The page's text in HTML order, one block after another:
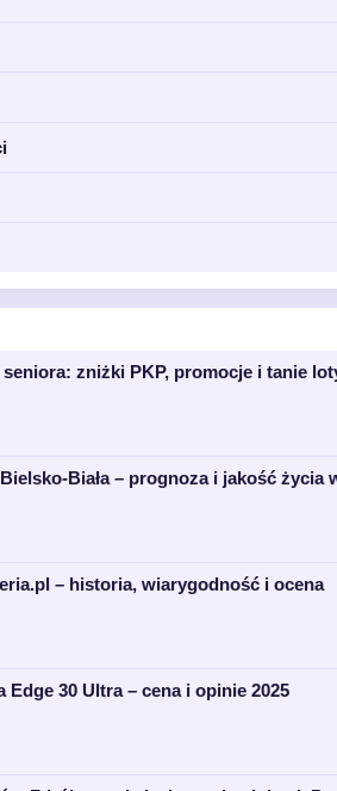
zniżki PKP, promocje i tanie
Biała – prognoza i jakość życia
– historia, wiarygodność i ocena
Edge 30 Ultra – cena i opinie 2025